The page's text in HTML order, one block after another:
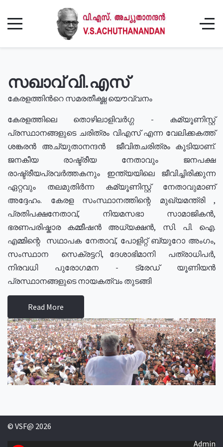
സഖാവ് വി.എസ്
കേരളത്തിൻറെ സമരതീക്ഷ്ണ യൌവ്വനം
കേരളത്തിലെ തൊഴിലാളിവർഗ്ഗ - കമ്യൂണിസ്റ്റ്
പ്രസ്ഥാനങ്ങളുടെ ചരിത്രം വിഎസ് എന്ന വേലിക്കകത്ത്
ശങ്കരൻ അച്യുതാനന്ദൻ ജീവിതചരിത്രം കൂടിയാണ്.
ജനകീയ രാഷ്ട്രീയ നേതാവും ജനപക്ഷ
രാഷ്ട്രീയപ്രവർത്തകനും ഇന്ത്യയിലെ ജീവിച്ചിരിക്കുന്ന
ഏറ്റവും തലമുതിർന്ന കമ്യൂണിസ്റ്റ് നേതാവുമാണ്
അദ്ദേഹം. കേരള സംസ്ഥാനത്തിന്റെ മുഖ്യമന്ത്രി ,
പ്രതിപക്ഷനേതാവ്, നിയമസഭാ സാമാജികൻ,
ഭരണപരിഷ്കാര കമ്മീഷൻ അധ്യക്ഷൻ, സി. പി. ഐ.
എമ്മിന്റെ സഥാപക നേതാവ്, പോളിറ്റ് ബ്യുറോ അംഗം,
സംസ്ഥാന സെക്രട്ടറി, ദേശാഭിമാനി പത്രാധിപർ,
നിരവധി പുരോഗമന - ട്രേഡ് യൂണിയൻ
പ്രസ്ഥാനങ്ങളുടെ നായകത്വം തുടങ്ങി
Read More
© VSF@ 2026
Admin